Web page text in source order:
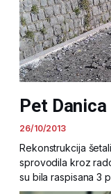
Pet Danica
26/10/2013
Rekonstrukcija
sprovodila kroz
su bila raspisana 3